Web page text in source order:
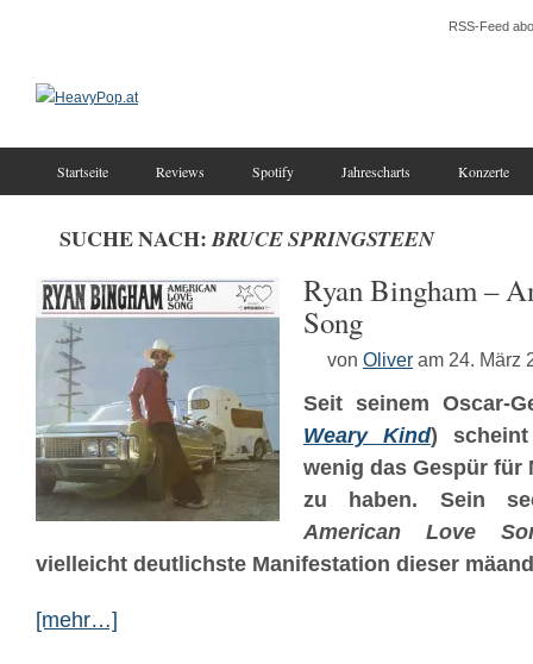
RSS-Feed
Startseite Reviews Spotify Jahrescharts Konzerte
SUCHE NACH:BRUCE SPRINGSTEEN
Ryan Bingham –
Song
von Oliver am 24. März
Seit seinem Oscar-
Weary Kind)
wenig das Gespür für
zu haben. Sein
American Love
vielleicht deutlichste Manifestation dieser
[mehr…]